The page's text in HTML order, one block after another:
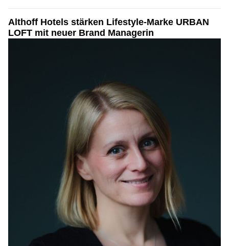
Althoff Hotels stärken Lifestyle-Marke URBAN
LOFT mit neuer Brand Managerin